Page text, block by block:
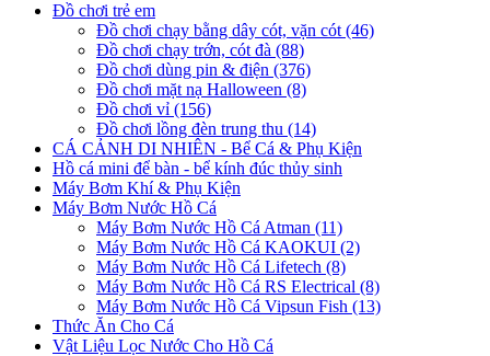
Đồ chơi trẻ em
Đồ chơi chạy bằng dây cót, vặn cót (46)
Đồ chơi chạy trớn, cót đà (88)
Đồ chơi dùng pin & điện (376)
Đồ chơi mặt nạ Halloween (8)
Đồ chơi vỉ (156)
Đồ chơi lồng đèn trung thu (14)
CÁ CẢNH DI NHIÊN - Bể Cá & Phụ Kiện
Hồ cá mini để bàn - bể kính đúc thủy sinh
Máy Bơm Khí & Phụ Kiện
Máy Bơm Nước Hồ Cá
Máy Bơm Nước Hồ Cá Atman (11)
Máy Bơm Nước Hồ Cá KAOKUI (2)
Máy Bơm Nước Hồ Cá Lifetech (8)
Máy Bơm Nước Hồ Cá RS Electrical (8)
Máy Bơm Nước Hồ Cá Vipsun Fish (13)
Thức Ăn Cho Cá
Vật Liệu Lọc Nước Cho Hồ Cá